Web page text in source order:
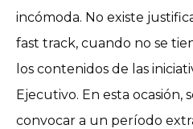
incómoda. No existe
fast track, cuando no se
los contenidos de las
Ejecutivo. En esta ocasión,
convocar a un período